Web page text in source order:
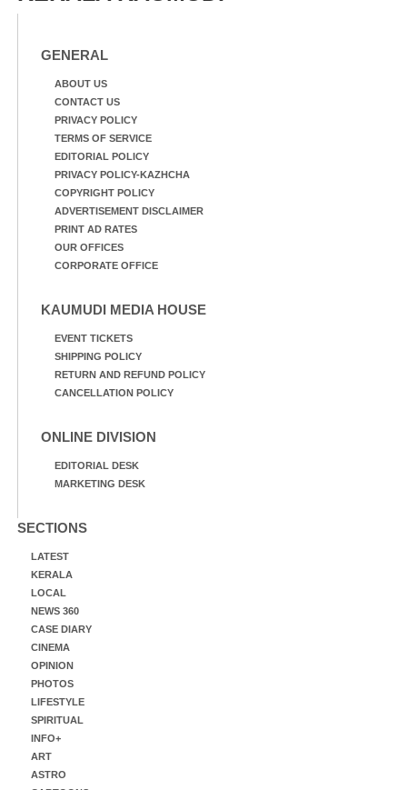
GENERAL
ABOUT US
CONTACT US
PRIVACY POLICY
TERMS OF SERVICE
EDITORIAL POLICY
PRIVACY POLICY-KAZHCHA
COPYRIGHT POLICY
ADVERTISEMENT DISCLAIMER
PRINT AD RATES
OUR OFFICES
CORPORATE OFFICE
KAUMUDI MEDIA HOUSE
EVENT TICKETS
SHIPPING POLICY
RETURN AND REFUND POLICY
CANCELLATION POLICY
ONLINE DIVISION
EDITORIAL DESK
MARKETING DESK
SECTIONS
LATEST
KERALA
LOCAL
NEWS 360
CASE DIARY
CINEMA
OPINION
PHOTOS
LIFESTYLE
SPIRITUAL
INFO+
ART
ASTRO